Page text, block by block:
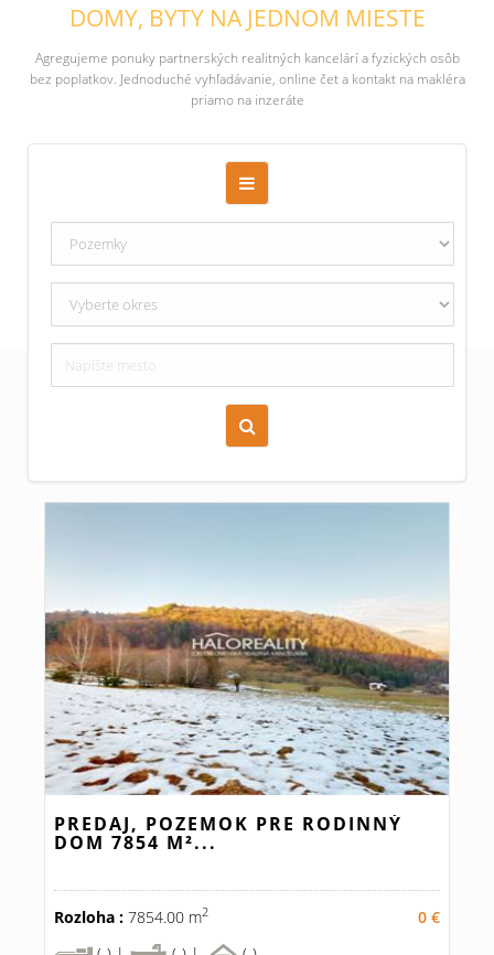
DOMY, BYTY NA JEDNOM MIESTE
Agregujeme ponuky partnerských realitných kancelárí a fyzických osôb
bez poplatkov. Jednoduché vyhľadávanie, online čet a kontakt na makléra
priamo na inzeráte
Zoraď podľa času pridania
PREDAJ, POZEMOK PRE RODINNÝ
DOM 7854 M²...
Rozloha : 7854.00 m2
0 €